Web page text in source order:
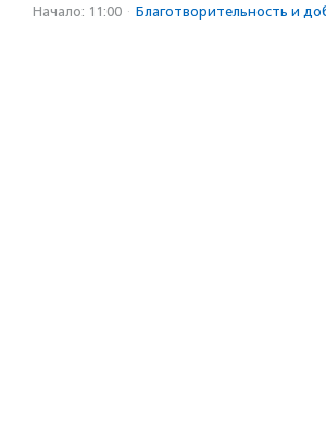
Начало: 11:00 · Благотвори­тель­ность и